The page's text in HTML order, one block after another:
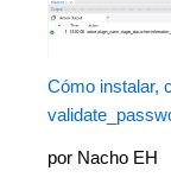
Cómo instalar,
por Nacho EH